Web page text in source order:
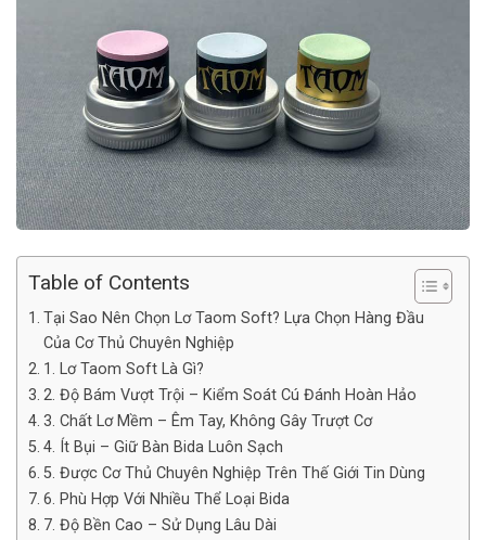
Table of Contents
Tại Sao Nên Chọn Lơ Taom Soft? Lựa Chọn Hàng Đầu
Của Cơ Thủ Chuyên Nghiệp
1. Lơ Taom Soft Là Gì?
2. Độ Bám Vượt Trội – Kiểm Soát Cú Đánh Hoàn Hảo
3. Chất Lơ Mềm – Êm Tay, Không Gây Trượt Cơ
4. Ít Bụi – Giữ Bàn Bida Luôn Sạch
5. Được Cơ Thủ Chuyên Nghiệp Trên Thế Giới Tin Dùng
6. Phù Hợp Với Nhiều Thể Loại Bida
7. Độ Bền Cao – Sử Dụng Lâu Dài